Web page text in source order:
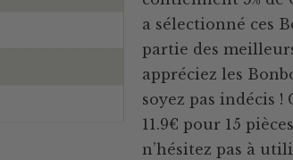
a sélectionné ces
partie des
appréciez les
soyez pas indécis
11.9€ pour 15
n’hésitez pas à